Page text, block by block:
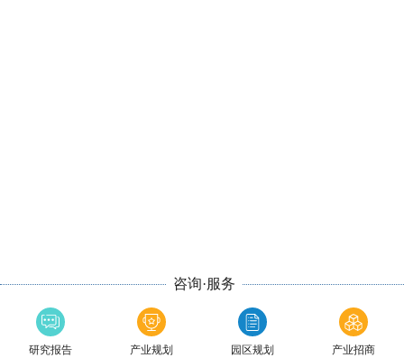
咨询·服务
研究报告 产业规划 园区规划 产业招商